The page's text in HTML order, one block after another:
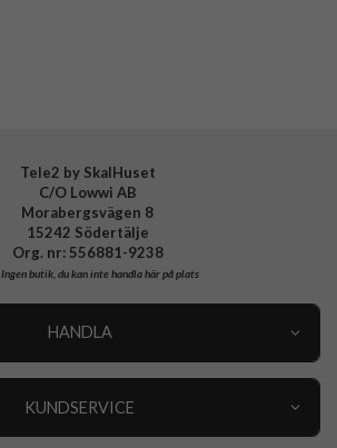
Tele2 by SkalHuset
C/O Lowwi AB
Morabergsvägen 8
15242 Södertälje
Org. nr: 556881-9238
Ingen butik, du kan inte handla här på plats
HANDLA
KUNDSERVICE